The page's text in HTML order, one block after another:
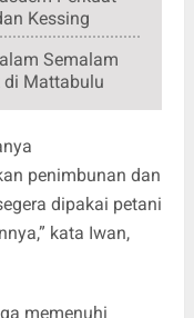
Kessing
Semalam
di Mattabulu
penimbunan dan
dipakai petani
kata Iwan,
memenuhi